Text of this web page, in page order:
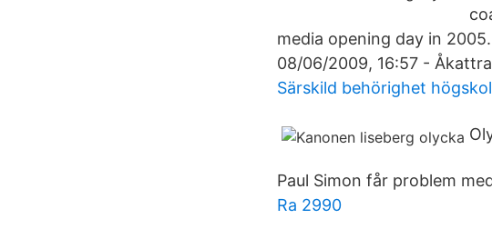
media opening day in
08/06/2009, 16:57 -
Särskild behörighet
Paul Simon får problem
Ra 2990